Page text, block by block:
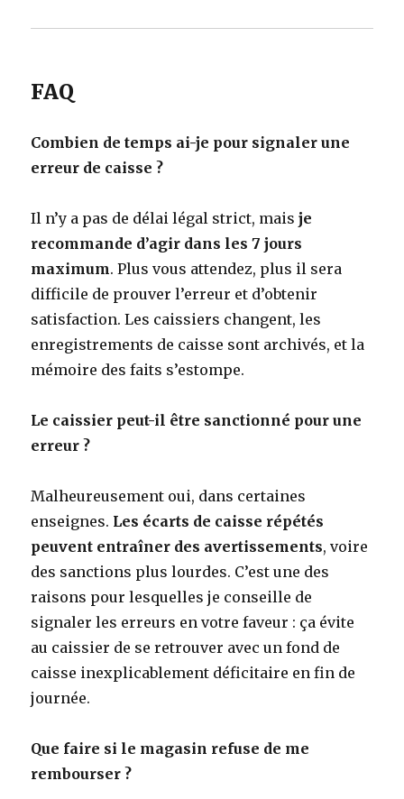
FAQ
Combien de temps ai-je pour signaler une
erreur de caisse ?
Il n’y a pas de délai légal strict, maisje
recommande d’agir dans les 7 jours
maximum. Plus vous attendez, plus il sera
difficile de prouver l’erreur et d’obtenir
satisfaction. Les caissiers changent, les
enregistrements de caisse sont archivés, et la
mémoire des faits s’estompe.
Le caissier peut-il être sanctionné pour une
erreur ?
Malheureusement oui, dans certaines
enseignes. Les écarts de caisse répétés
peuvent entraîner des avertissements, voire
des sanctions plus lourdes. C’est une des
raisons pour lesquelles je conseille de
signaler les erreurs en votre faveur : ça évite
au caissier de se retrouver avec un fond de
caisse inexplicablement déficitaire en fin de
journée.
Que faire si le magasin refuse de me
rembourser ?